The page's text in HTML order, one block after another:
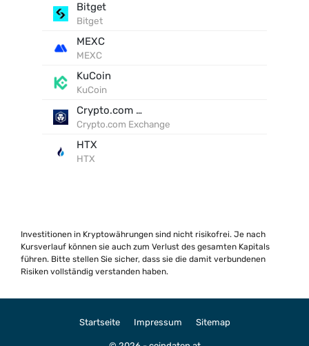
Bitget
Bitget
MEXC
MEXC
KuCoin
KuCoin
Crypto.com Exchange
Crypto.com Exchange
HTX
HTX
Investitionen in Kryptowährungen sind nicht risikofrei. Je nach
Kursverlauf können sie auch zum Verlust des gesamten Kapitals
führen. Bitte stellen Sie sicher, dass sie die damit verbundenen
Risiken vollständig verstanden haben.
Startseite Impressum Sitemap